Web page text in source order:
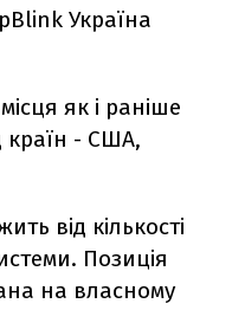
Україна
як і раніше
країн - США,
від кількості
Позиція
на власному